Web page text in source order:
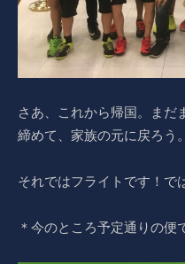
さあ、これから帰国。まだ
締めて、家族の元に戻ろう。
それではフライトです！で
＊今のところ予定通りの便